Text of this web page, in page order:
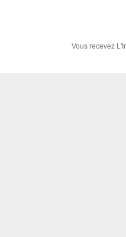
Vous recevez